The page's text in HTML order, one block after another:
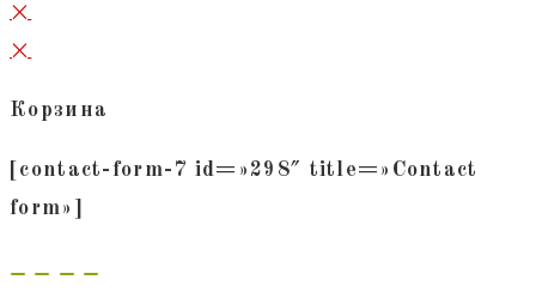
×
×
Корзина
[contact-form-7 id=»298″ title=»Contact
form»]